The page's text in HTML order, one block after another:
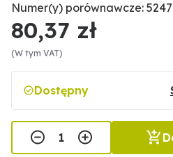
Numer(y) porównawcze:
80,37 zł
(W tym VAT)
Dostępny